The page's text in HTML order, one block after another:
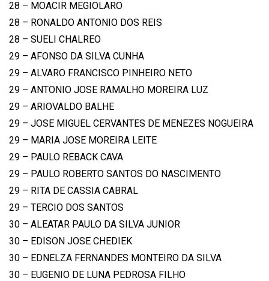
28 – MOACIR MEGIOLARO
28 – RONALDO ANTONIO DOS REIS
28 – SUELI CHALREO
29 – AFONSO DA SILVA CUNHA
29 – ALVARO FRANCISCO PINHEIRO NETO
29 – ANTONIO JOSE RAMALHO MOREIRA LUZ
29 – ARIOVALDO BALHE
29 – JOSE MIGUEL CERVANTES DE MENEZES NOGUEIRA
29 – MARIA JOSE MOREIRA LEITE
29 – PAULO REBACK CAVA
29 – PAULO ROBERTO SANTOS DO NASCIMENTO
29 – RITA DE CASSIA CABRAL
29 – TERCIO DOS SANTOS
30 – ALEATAR PAULO DA SILVA JUNIOR
30 – EDISON JOSE CHEDIEK
30 – EDNELZA FERNANDES MONTEIRO DA SILVA
30 – EUGENIO DE LUNA PEDROSA FILHO